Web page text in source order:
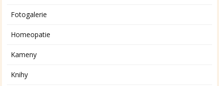
Fotogalerie
Homeopatie
Kameny
Knihy